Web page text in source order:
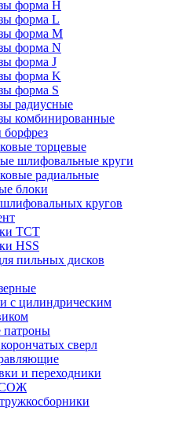
форма H
форма L
форма M
форма N
форма J
форма K
форма S
радиусные
комбинированные
торцевые
шлифовальные круги
радиальные
блоки
кругов
ТСТ
HSS
пильных дисков
с цилиндрическим
патроны
сверл
и переходники
СОЖ